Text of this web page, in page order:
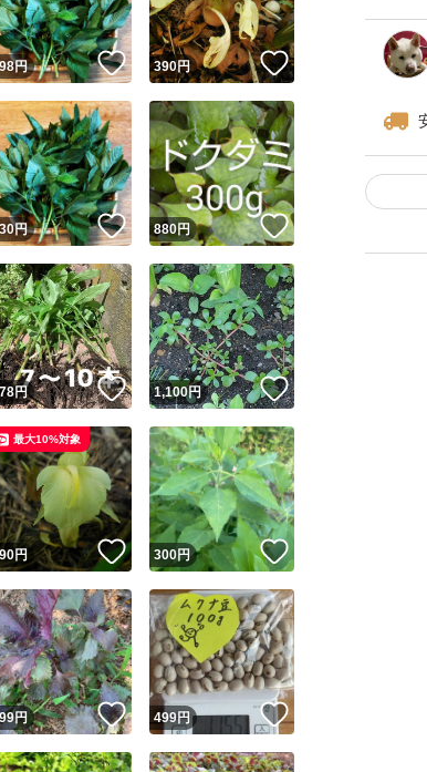
ユーザーの実績について
フリマが定めた一定の基準を満たしたユーザーにバッジを付
！
円 いいね！
390円 いいね！
！
円 いいね！
880円 いいね！
ね！
円 いいね！
1,100円 いいね！
！
円 いいね！
最大10%対象
300円 いいね！
！
円 いいね！
499円